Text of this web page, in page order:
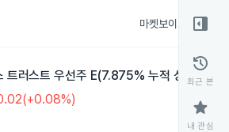
마켓보이스
트러스트 우선주 E(7.875% 누적 상환)
right_panel_open
history
최근 본
star
내 관심